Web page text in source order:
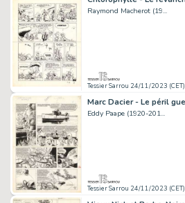
Raymond Macherot (19...
Tessier Sarrou 24/11/2023 (CET)
Eddy Paape (1920-201...
Tessier Sarrou 24/11/2023 (CET)